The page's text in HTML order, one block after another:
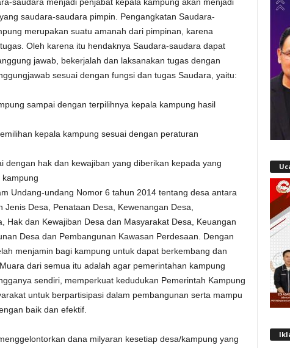
saudara-saudara pimpin. Pengangkatan Saudara-
merupakan suatu amanah dari pimpinan, karena
Oleh karena itu hendaknya Saudara-saudara dapat
jawab, bekerjalah dan laksanakan tugas dengan
sesuai dengan fungsi dan tugas Saudara, yaitu:
sampai dengan terpilihnya kepala kampung hasil
kepala kampung sesuai dengan peraturan
dengan hak dan kewajiban yang diberikan kepada yang
Undang-undang Nomor 6 tahun 2014 tentang desa antara
Desa, Penataan Desa, Kewenangan Desa,
Hak dan Kewajiban Desa dan Masyarakat Desa, Keuangan
Desa dan Pembangunan Kawasan Perdesaan. Dengan
menjamin bagi kampung untuk dapat berkembang dan
dari semua itu adalah agar pemerintahan kampung
sendiri, memperkuat kedudukan Pemerintah Kampung
untuk berpartisipasi dalam pembangunan serta mampu
baik dan efektif.
dana milyaran kesetiap desa/kampung yang